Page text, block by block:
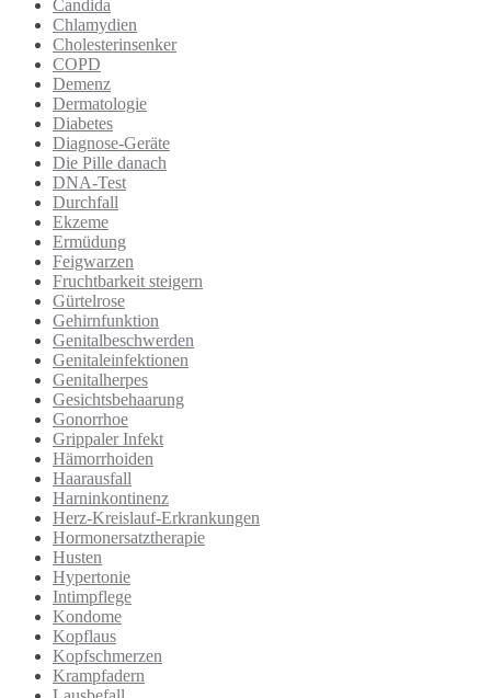
Candida
Chlamydien
Cholesterinsenker
COPD
Demenz
Dermatologie
Diabetes
Diagnose-Geräte
Die Pille danach
DNA-Test
Durchfall
Ekzeme
Ermüdung
Feigwarzen
Fruchtbarkeit steigern
Gürtelrose
Gehirnfunktion
Genitalbeschwerden
Genitaleinfektionen
Genitalherpes
Gesichtsbehaarung
Gonorrhoe
Grippaler Infekt
Hämorrhoiden
Haarausfall
Harninkontinenz
Herz-Kreislauf-Erkrankungen
Hormonersatztherapie
Husten
Hypertonie
Intimpflege
Kondome
Kopflaus
Kopfschmerzen
Krampfadern